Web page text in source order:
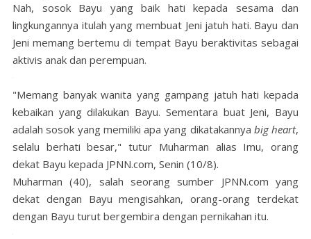
Nah, sosok Bayu yang baik hati kepada sesama dan
lingkungannya itulah yang membuat Jeni jatuh hati. Bayu dan
Jeni memang bertemu di tempat Bayu beraktivitas sebagai
aktivis anak dan perempuan.
"Memang banyak wanita yang gampang jatuh hati kepada
kebaikan yang dilakukan Bayu. Sementara buat Jeni, Bayu
adalah sosok yang memiliki apa yang dikatakannya big heart,
selalu berhati besar," tutur Muharman alias Imu, orang
dekat Bayu kepada JPNN.com, Senin (10/8).
Muharman (40), salah seorang sumber JPNN.com yang
dekat dengan Bayu mengisahkan, orang-orang terdekat
dengan Bayu turut bergembira dengan pernikahan itu.